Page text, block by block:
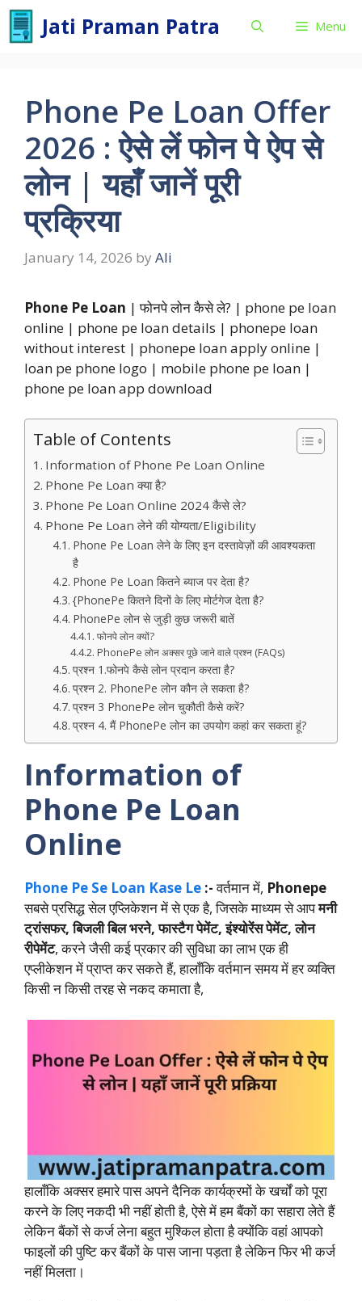
Skip
content
Jati Praman Patra Menu
Phone Pe Loan Offer
2026 : ऐसे लें फोन पे ऐप से
लोन | यहाँ जानें पूरी
प्रक्रिया
January 14, 2026 by Ali
Phone Pe Loan | फोनपे लोन कैसे ले? | phone pe loan
online | phone pe loan details | phonepe loan
without interest | phonepe loan apply online |
loan pe phone logo | mobile phone pe loan |
phone pe loan app download
Table of Contents
Information of Phone Pe Loan Online
Phone Pe Loan क्या है?
Phone Pe Loan Online 2024 कैसे ले?
Phone Pe Loan लेने की योग्यता/Eligibility
Phone Pe Loan लेने के लिए इन दस्तावेज़ों की आवश्यकता
है
Phone Pe Loan कितने ब्याज पर देता है?
{PhonePe कितने दिनों के लिए मोर्टगेज देता है?
PhonePe लोन से जुड़ी कुछ जरूरी बातें
फोनपे लोन क्यों?
PhonePe लोन अक्सर पूछे जाने वाले प्रश्न (FAQs)
प्रश्न 1.फोनपे कैसे लोन प्रदान करता है?
प्रश्न 2. PhonePe लोन कौन ले सकता है?
प्रश्न 3 PhonePe लोन चुकौती कैसे करें?
प्रश्न 4. मैं PhonePe लोन का उपयोग कहां कर सकता हूं?
Information of
Phone Pe Loan
Online
Phone Pe Se Loan Kase Le :-वर्तमान में, Phonepe
सबसे प्रसिद्ध सेल एप्लिकेशन में से एक है, जिसके माध्यम से आपमनी
ट्रांसफर, बिजली बिल भरने, फास्टैग पेमेंट, इंश्योरेंस पेमेंट, लोन
रीपेमेंट, करने जैसी कई प्रकार की सुविधा का लाभ एक ही
एप्लीकेशन में प्राप्त कर सकते हैं, हालाँकि वर्तमान समय में हर व्यक्ति
किसी न किसी तरह से नकद कमाता है,
हालाँकि अक्सर हमारे पास अपने दैनिक कार्यक्रमों के खर्चों को पूरा
करने के लिए नकदी भी नहीं होती है, ऐसे में हम बैंकों का सहारा लेते हैं
लेकिन बैंकों से कर्ज लेना बहुत मुश्किल होता है क्योंकि वहां आपको
फाइलों की पुष्टि कर बैंकों के पास जाना पड़ता है लेकिन फिर भी कर्ज
नहीं मिलता।